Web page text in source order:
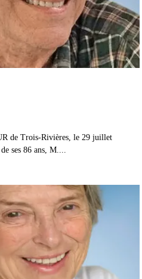
de Trois-Rivières, le 29 juillet
ses 86 ans, M....